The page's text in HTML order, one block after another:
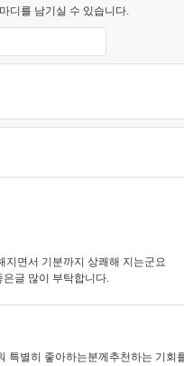
디를 남기실 수 있습니다.
지면서 기분까지 상쾌해 지는군요
글 많이 부탁합니다.
특별히 좋아하는분께추천하는 기회